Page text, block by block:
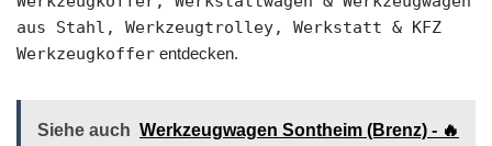
aus Stahl, Werkzeugtrolley, Werkstatt & KFZ
Werkzeugkoffer entdecken.
Siehe auch Werkzeugwagen Sontheim (Brenz) - 🔥